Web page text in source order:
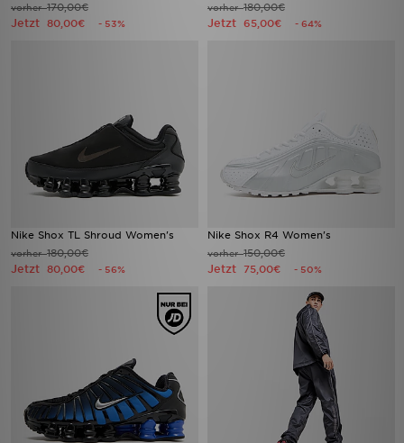
vorher170,00€
Jetzt 80,00€ - 53%
vorher180,00€
Jetzt 65,00€ - 64%
Nike Shox TL Shroud Women's
vorher180,00€
Jetzt 80,00€ - 56%
Nike Shox R4 Women's
vorher150,00€
Jetzt 75,00€ - 50%